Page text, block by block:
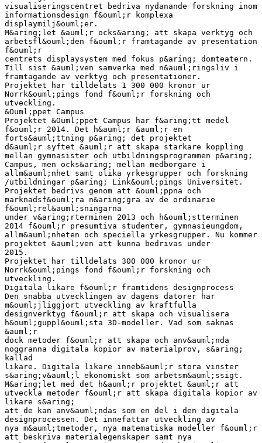
visualiseringscentret bedriva nydanande forskning inom
informationsdesign f&ouml;r komplexa
displaymilj&ouml;er.
M&aring;let &auml;r ocks&aring; att skapa verktyg och
arbetsfl&ouml;den f&ouml;r framtagande av presentation
f&ouml;r
centrets displaysystem med fokus p&aring; domteatern.
Till sist &auml;ven samverka med n&auml;ringsliv i
framtagande av verktyg och presentationer.
Projektet har tilldelats 1 300 000 kronor ur
Norrk&ouml;pings fond f&ouml;r forskning och
utveckling.
&Ouml;ppet Campus
Projektet &Ouml;ppet Campus har f&aring;tt medel
f&ouml;r 2014. Det h&auml;r &auml;r en
forts&auml;ttning p&aring; det projektet
d&auml;r syftet &auml;r att skapa starkare koppling
mellan gymnasister och utbildningsprogrammen p&aring;
Campus, men ocks&aring; mellan medborgare i
allm&auml;nhet samt olika yrkesgrupper och forskning
/utbildningar p&aring; Link&ouml;pings Universitet.
Projektet bedrivs genom att &ouml;ppna och
marknadsf&ouml;ra n&aring;gra av de ordinarie
f&ouml;rel&auml;sningarna
under v&aring;rterminen 2013 och h&ouml;stterminen
2014 f&ouml;r presumtiva studenter, gymnasieungdom,
allm&auml;nheten och speciella yrkesgrupper. Nu kommer
projektet &auml;ven att kunna bedrivas under
2015.
Projektet har tilldelats 300 000 kronor ur
Norrk&ouml;pings fond f&ouml;r forskning och
utveckling.
Digitala likare f&ouml;r framtidens designprocess
Den snabba utvecklingen av dagens datorer har
m&ouml;jliggjort utveckling av kraftfulla
designverktyg f&ouml;r att skapa och visualisera
h&ouml;guppl&ouml;sta 3D-modeller. Vad som saknas
&auml;r
dock metoder f&ouml;r att skapa och anv&auml;nda
noggranna digitala kopior av materialprov, s&aring;
kallad
likare. Digitala likare inneb&auml;r stora vinster
s&aring;v&auml;l ekonomiskt som arbetsm&auml;ssigt.
M&aring;let med det h&auml;r projektet &auml;r att
utveckla metoder f&ouml;r att skapa digitala kopior av
likare s&aring;
att de kan anv&auml;ndas som en del i den digitala
designprocessen. Det innefattar utveckling av
nya m&auml;tmetoder, nya matematiska modeller f&ouml;r
att beskriva materialegenskaper samt nya